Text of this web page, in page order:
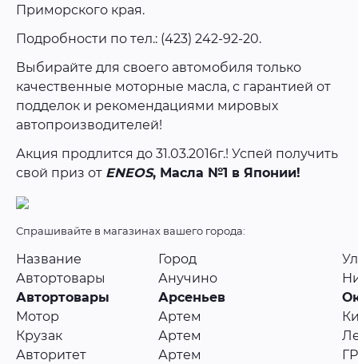
Приморского края.
Подробности по тел.: (423) 242-92-20.
Выбирайте для своего автомобиля только
качественные моторные масла, с гарантией от
подделок и рекомендациями мировых
автопроизводителей!
Акция продлится до 31.03.2016г.! Успей получить
свой приз от ENEOS, Масла №1 в Японии!
Спрашивайте в магазинах вашего города:
Название Город
Автортовары
Анучино
Автортовары
Арсеньев
Мотор
Артем
Крузак
Артем
Авторитет
Артем